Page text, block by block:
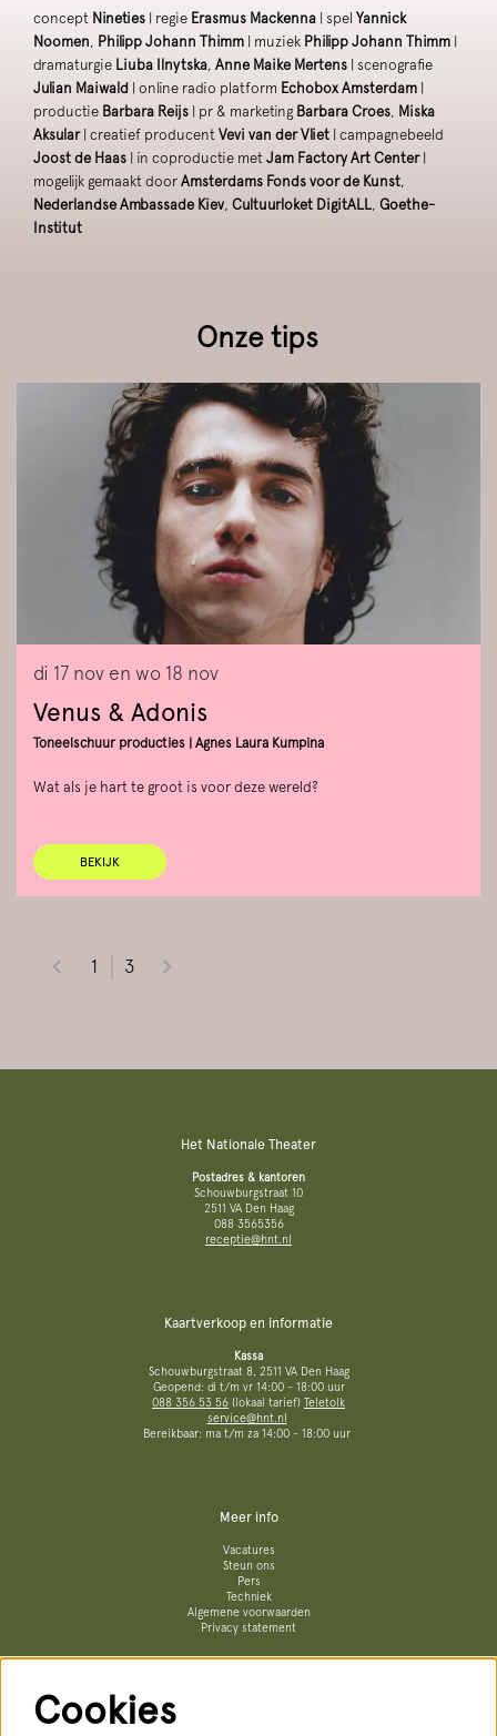
concept Nineties | regie Erasmus Mackenna | spel Yannick
Noomen , Philipp Johann Thimm | muziek Philipp Johann Thimm
dramaturgie Liuba Ilnytska, Anne Maike Mertens | scenografie
Julian Maiwald
| online radio platform Echobox Amsterdam
productie Barbara Reijs | pr & marketing Barbara Croes, Miska
Aksular| creatief producent Vevi van der Vliet | campagnebeeld
Joost de Haas | in coproductie met Jam Factory Art Center|
mogelijk gemaakt door Amsterdams Fonds voor de Kunst
Nederlandse Ambassade Kiev, Cultuurloket DigitALL, Goethe-
Institut
Onze tips
Venus & Adonis
Toneelschuur producties | Agnes Laura Kumpina
Wat als je hart te groot is voor deze wereld?
di 17 nov en wo 18 nov
BEKIJK
1 3
Het Nationale Theater
Postadres & kantoren
Schouwburgstraat 10
2511 VA Den Haag
088 3565356
receptie@hnt.nl
Kaartverkoop en informatie
Kassa
Schouwburgstraat 8, 2511 VA Den Haag
Geopend: di t/m vr 14:00 - 18:00 uur
088 356 53 56 (lokaal tarief) Teletolk
service@hnt.nl
Bereikbaar: ma t/m za 14:00 - 18:00 uur
Meer info
Vacatures
Steun ons
Pers
Techniek
Algemene voorwaarden
Privacy statement
Cookies